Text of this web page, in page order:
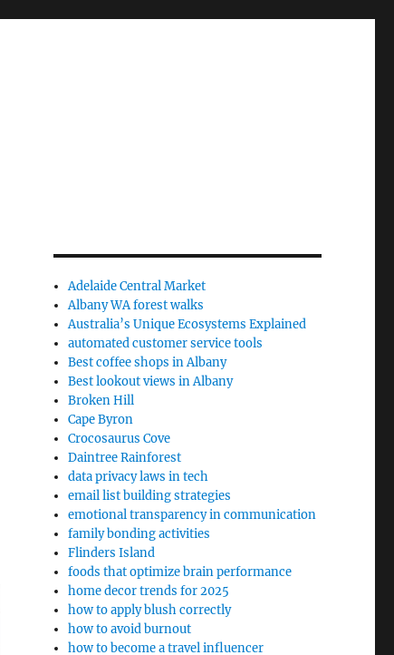
Adelaide Central Market
Albany WA forest walks
Australia’s Unique Ecosystems Explained
automated customer service tools
Best coffee shops in Albany
Best lookout views in Albany
Broken Hill
Cape Byron
Crocosaurus Cove
Daintree Rainforest
data privacy laws in tech
email list building strategies
emotional transparency in communication
family bonding activities
Flinders Island
foods that optimize brain performance
home decor trends for 2025
how to apply blush correctly
how to avoid burnout
how to become a travel influencer